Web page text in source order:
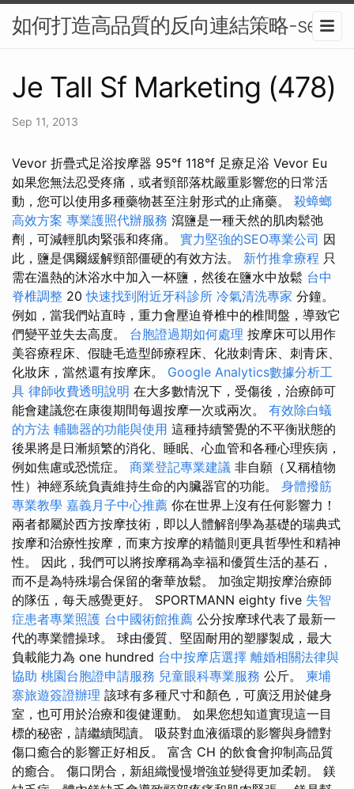
如何打造高品質的反向連結策略-seo
Je Tall Sf Marketing (478)
Sep 11, 2013
Vevor 折疊式足浴按摩器 95°f 118°f 足療足浴 Vevor Eu
如果您無法忍受疼痛，或者頸部落枕嚴重影響您的日常活
動，您可以使用多種藥物甚至注射形式的止痛藥。 殺蟑螂
高效方案 專業護照代辦服務 瀉鹽是一種天然的肌肉鬆弛
劑，可減輕肌肉緊張和疼痛。 實力堅強的SEO專業公司 因
此，鹽是偶爾緩解頸部僵硬的有效方法。 新竹推拿療程 只
需在溫熱的沐浴水中加入一杯鹽，然後在鹽水中放鬆 台中
脊椎調整 20快速找到附近牙科診所 冷氣清洗專家 分鐘。
例如，當我們站直時，重力會壓迫脊椎中的椎間盤，導致它
們變平並失去高度。 台胞證過期如何處理 按摩床可以用作
美容療程床、假睫毛造型師療程床、化妝刺青床、刺青床、
化妝床，當然還有按摩床。 Google Analytics數據分析工
具 律師收費透明說明 在大多數情況下，受傷後，治療師可
能會建議您在康復期間每週按摩一次或兩次。 有效除白蟻
的方法 輔聽器的功能與使用 這種持續警覺的不平衡狀態的
後果將是日漸頻繁的消化、睡眠、心血管和各種心理疾病，
例如焦慮或恐慌症。 商業登記專業建議 非自願（又稱植物
性）神經系統負責維持生命的內臟器官的功能。 身體撥筋
專業教學 嘉義月子中心推薦 你在世界上沒有任何影響力！
兩者都屬於西方按摩技術，即以人體解剖學為基礎的瑞典式
按摩和治療性按摩，而東方按摩的精髓則更具哲學性和精神
性。 因此，我們可以將按摩稱為幸福和優質生活的基石，
而不是為特殊場合保留的奢華放鬆。 加強定期按摩治療師
的隊伍，每天感覺更好。 SPORTMANN eighty five 失智
症患者專業照護 台中國術館推薦 公分按摩球代表了最新一
代的專業體操球。 球由優質、堅固耐用的塑膠製成，最大
負載能力為 one hundred 台中按摩店選擇 離婚相關法律與
協助 桃園台胞證申請服務 兒童眼科專業服務 公斤。 柬埔
寨旅遊簽證辦理 該球有多種尺寸和顏色，可廣泛用於健身
室，也可用於治療和復健運動。 如果您想知道實現這一目
標的秘密，請繼續閱讀。 吸菸對血液循環的影響與身體對
傷口癒合的影響正好相反。 富含 CH 的飲食會抑制高品質
的癒合。 傷口閉合，新組織慢慢增強並變得更加柔韌。 鎂